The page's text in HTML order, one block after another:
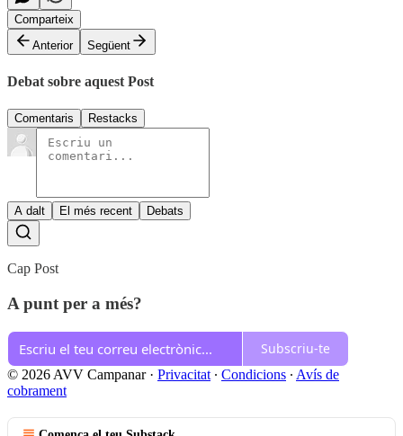
Comparteix
Anterior
Següent
Debat sobre aquest Post
Comentaris Restacks
A dalt El més recent Debats
Cap Post
A punt per a més?
Subscriu-te
© 2026 AVV Campanar· Privacitat ∙ Condicions ∙ Avís de
cobrament